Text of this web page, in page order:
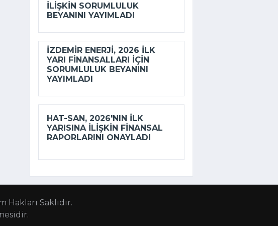
ILIŞKIN SORUMLULUK
BEYANINI YAYIMLADI
İZDEMİR ENERJI, 2026 ILK
YARI FINANSALLARI IÇIN
SORUMLULUK BEYANINI
YAYIMLADI
HAT-SAN, 2026'NIN ILK
YARISINA ILIŞKIN FINANSAL
RAPORLARINI ONAYLADI
Saklıdır.